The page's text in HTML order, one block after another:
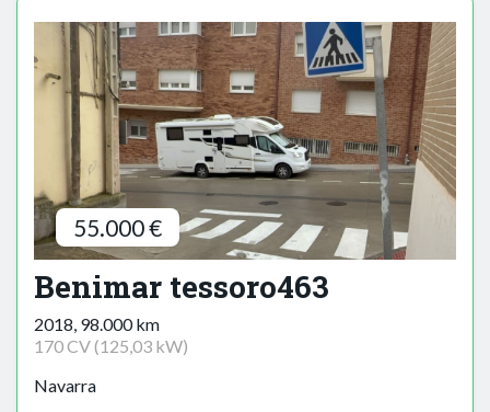
55.000 €
Benimar tessoro463
2018, 98.000 km
170 CV (125,03 kW)
Navarra